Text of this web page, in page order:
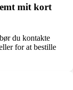
mit kort
du kontakte
for at bestille